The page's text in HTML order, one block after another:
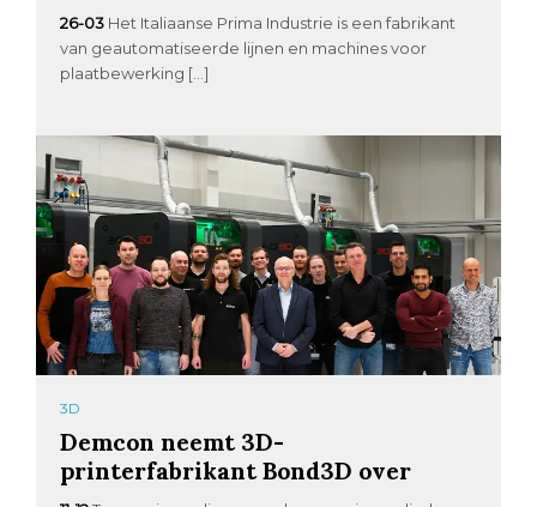
26-03 Het Italiaanse Prima Industrie is een fabrikant
van geautomatiseerde lijnen en machines voor
plaatbewerking […]
3D
Demcon neemt 3D-
printerfabrikant Bond3D over